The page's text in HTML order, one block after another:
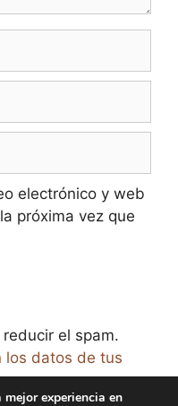
electrónico y web
próxima vez que
el spam.
los datos de tus
experiencia en